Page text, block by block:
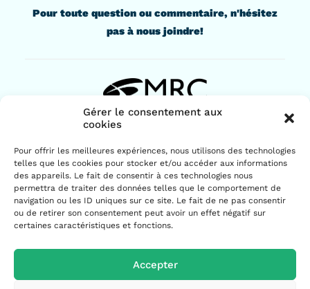
Gérer le consentement aux
cookies
Pour offrir les meilleures expériences, nous utilisons des technologies
telles que les cookies pour stocker et/ou accéder aux informations
des appareils. Le fait de consentir à ces technologies nous
permettra de traiter des données telles que le comportement de
navigation ou les ID uniques sur ce site. Le fait de ne pas consentir
ou de retirer son consentement peut avoir un effet négatif sur
certaines caractéristiques et fonctions.
Accepter
Pour toute question ou commentaire, n'hésitez
pas à nous joindre!
Drummondville (Québec) J2B 1G6
819 477-2230